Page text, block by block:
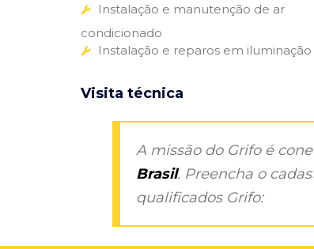
Instalação e manutenção de ar
condicionado
Instalação e reparos em iluminação
Visita técnica
A missão do Grifo é
Brasil. Preencha o
qualificados Grifo: